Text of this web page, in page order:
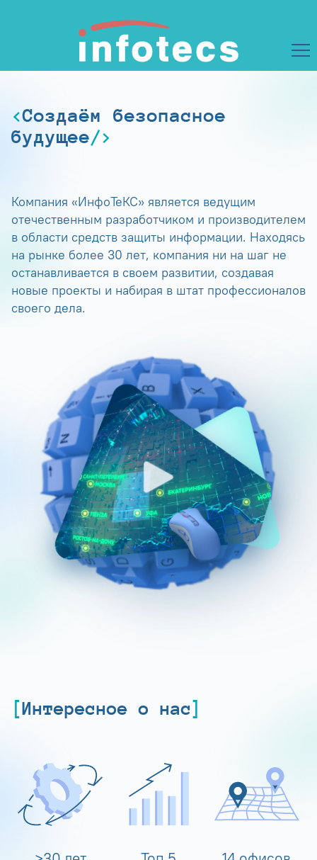
Создаём безопасное
будущее
Компания «ИнфоТеКС» является ведущим
отечественным разработчиком и производителем
в области средств защиты информации. Находясь
на рынке более 30 лет, компания ни на шаг не
останавливается в своем развитии, создавая
новые проекты и набирая в штат профессионалов
своего дела.
Интересное о нас